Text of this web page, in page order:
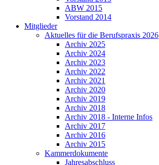
ABW 2015
Vorstand 2014
Mitglieder
Aktuelles für die Berufspraxis 2026
Archiv 2025
Archiv 2024
Archiv 2023
Archiv 2022
Archiv 2021
Archiv 2020
Archiv 2019
Archiv 2018
Archiv 2018 - Interne Infos
Archiv 2017
Archiv 2016
Archiv 2015
Kammerdokumente
Jahresabschluss